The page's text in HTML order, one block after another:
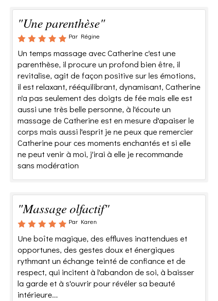
"Une parenthèse"
Par Régine
Un temps massage avec Catherine c'est une
parenthèse, il procure un profond bien être, il
revitalise, agit de façon positive sur les émotions,
il est relaxant, rééquilibrant, dynamisant, Catherine
n'a pas seulement des doigts de fée mais elle est
aussi une très belle personne, à l'écoute un
massage de Catherine est en mesure d'apaiser le
corps mais aussi l'esprit je ne peux que remercier
Catherine pour ces moments enchantés et si elle
ne peut venir à moi, j'irai à elle je recommande
sans modération
"Massage olfactif"
Par Karen
Une boîte magique, des effluves inattendues et
opportunes, des gestes doux et énergiques
rythmant un échange teinté de confiance et de
respect, qui incitent à l'abandon de soi, à baisser
la garde et à s'ouvrir pour révéler sa beauté
intérieure...